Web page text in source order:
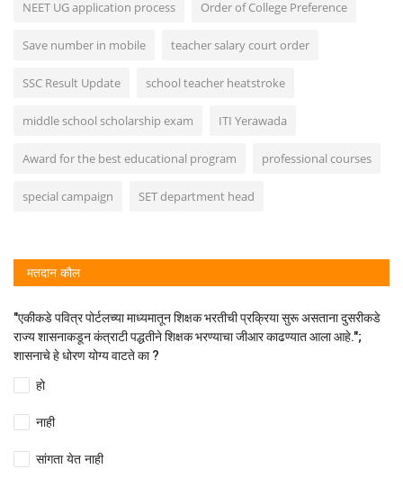
NEET UG application process Order of College Preference
Save number in mobile teacher salary court order
SSC Result Update school teacher heatstroke
middle school scholarship exam ITI Yerawada
Award for the best educational program professional courses
special campaign SET department head
मतदान कौल
"एकीकडे पवित्र पोर्टलच्या माध्यमातून शिक्षक भरतीची प्रक्रिया सुरू असताना दुसरीकडे
राज्य शासनाकडून कंत्राटी पद्धतीने शिक्षक भरण्याचा जीआर काढण्यात आला आहे.";
शासनाचे हे धोरण योग्य वाटते का ?
हो
नाही
सांगता येत नाही